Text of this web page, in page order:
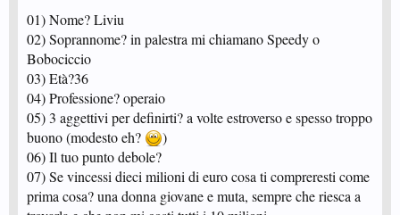
01) Nome? Liviu
02) Soprannome? in palestra mi chiamano Speedy o
Bobociccio
03) Età?36
04) Professione? operaio
05) 3 aggettivi per definirti? a volte estroverso e spesso troppo
buono (modesto eh?
)
06) Il tuo punto debole?
07) Se vincessi dieci milioni di euro cosa ti compreresti come
prima cosa? una donna giovane e muta, sempre che riesca a